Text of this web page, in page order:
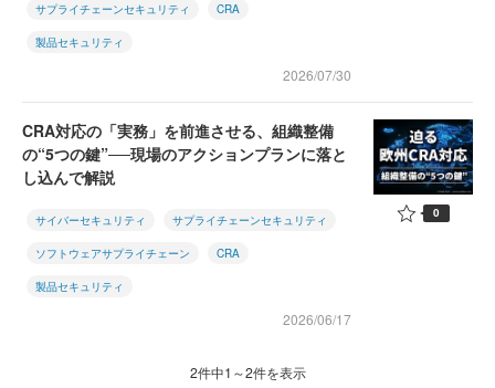
サプライチェーンセキュリティ CRA
製品セキュリティ
2026/07/30
CRA対応の「実務」を前進させる、組織整備
の“5つの鍵”──現場のアクションプランに落と
し込んで解説
サイバーセキュリティ サプライチェーンセキュリティ
ソフトウェアサプライチェーン CRA
製品セキュリティ
2026/06/17
0
2件中1～2件を表示